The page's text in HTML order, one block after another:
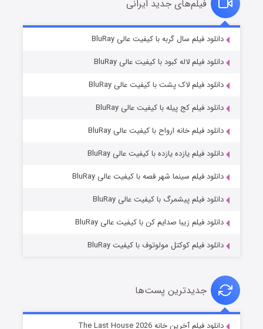
قسمت7 (زیرنویس) منتشر شد
خاندان اژدها فصل ۳
فیلم‌های جدید ایرانی
دانلود فیلم سال گربه با کیفیت عالی BluRay
دانلود فیلم لاله کبود با کیفیت عالی BluRay
دانلود فیلم لاک پشت با کیفیت عالی BluRay
دانلود فیلم کج‌ پیله با کیفیت عالی BluRay
دانلود فیلم خانه ارواح با کیفیت عالی BluRay
دانلود فیلم یازده یازده با کیفیت عالی BluRay
دانلود فیلم سینما شهر قصه با کیفیت عالی BluRay
دانلود فیلم پیشمرگ با کیفیت عالی BluRay
دانلود فیلم زیبا صدایم کن با کیفیت عالی BluRay
دانلود فیلم کوکتل مولوتوف با کیفیت BluRay
جدیدترین پست‌ها
دانلود فیلم آخرین خانه The Last House 2026